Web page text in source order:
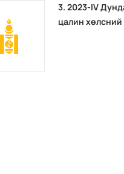
3. 2023-IV
цалин хөлсний